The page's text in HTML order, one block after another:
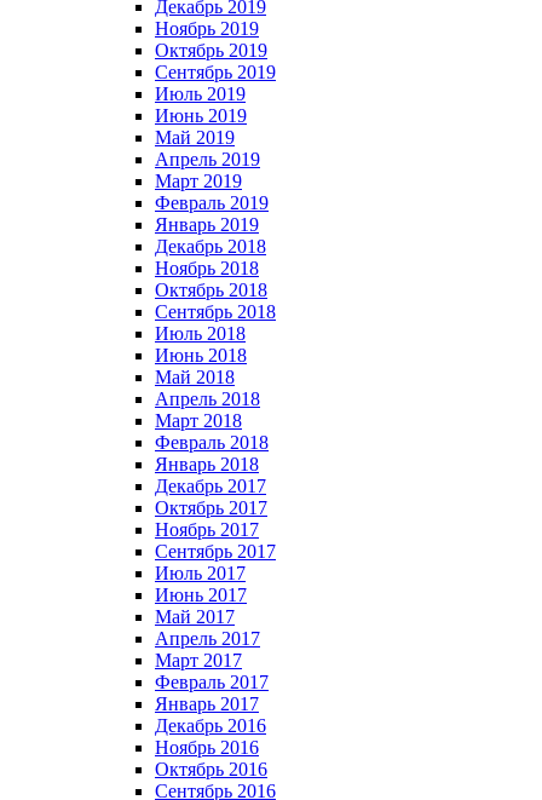
Декабрь 2019
Ноябрь 2019
Октябрь 2019
Сентябрь 2019
Июль 2019
Июнь 2019
Май 2019
Апрель 2019
Март 2019
Февраль 2019
Январь 2019
Декабрь 2018
Ноябрь 2018
Октябрь 2018
Сентябрь 2018
Июль 2018
Июнь 2018
Май 2018
Апрель 2018
Март 2018
Февраль 2018
Январь 2018
Декабрь 2017
Октябрь 2017
Ноябрь 2017
Сентябрь 2017
Июль 2017
Июнь 2017
Май 2017
Апрель 2017
Март 2017
Февраль 2017
Январь 2017
Декабрь 2016
Ноябрь 2016
Октябрь 2016
Сентябрь 2016